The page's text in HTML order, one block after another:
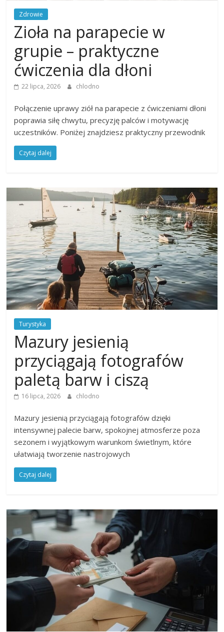
Zdrowie
Zioła na parapecie w
grupie – praktyczne
ćwiczenia dla dłoni
22 lipca, 2026 chlodno
Połączenie uprawy ziół na parapecie z ćwiczeniami dłoni
poprawia siłę chwytu, precyzję palców i motywację
uczestników. Poniżej znajdziesz praktyczny przewodnik
Czytaj dalej
Turystyka
Mazury jesienią
przyciągają fotografów
paletą barw i ciszą
16 lipca, 2026 chlodno
Mazury jesienią przyciągają fotografów dzięki
intensywnej palecie barw, spokojnej atmosferze poza
sezonem i wyjątkowym warunkom świetlnym, które
ułatwiają tworzenie nastrojowych
Czytaj dalej